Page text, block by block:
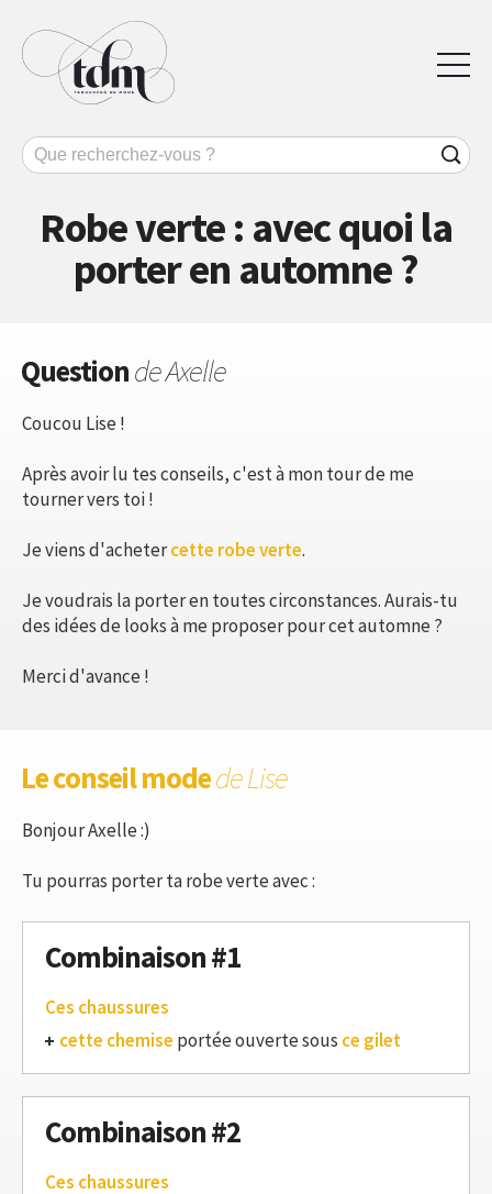
Robe verte : avec quoi la
porter en automne ?
Questionde Axelle
Coucou Lise !
Après avoir lu tes conseils, c'est à mon tour de me
tourner vers toi !
Je viens d'achetercette robe verte.
Je voudrais la porter en toutes circonstances. Aurais-tu
des idées de looks à me proposer pour cet automne ?
Merci d'avance !
Le conseil modede Lise
Bonjour Axelle :)
Tu pourras porter ta robe verte avec :
Combinaison #1
Ces chaussures
cette chemise portée ouverte sous ce gilet
Combinaison #2
Ces chaussures